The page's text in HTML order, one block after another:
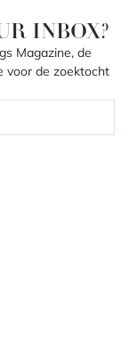
INBOX?
Magazine, de
voor de zoektocht